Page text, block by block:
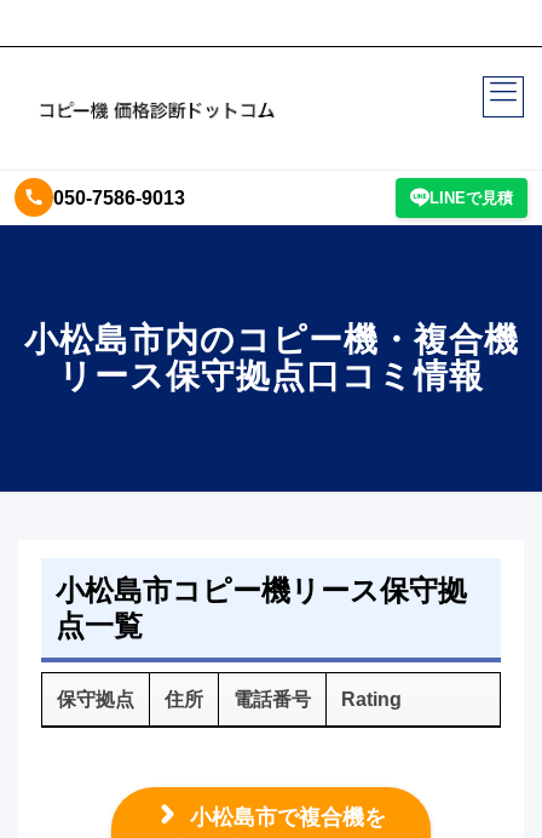
050-7586-9013 LINEで見積
小松島市内のコピー機・複合機
リース保守拠点口コミ情報
小松島市コピー機リース保守拠
点一覧
保守拠点 住所 電話番号 Rating
小松島市で複合機を